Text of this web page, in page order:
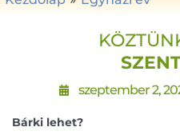
szeptember 2,
Bárki lehet?